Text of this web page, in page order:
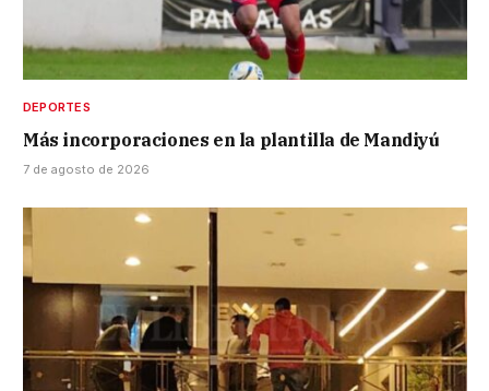
DEPORTES
Más incorporaciones en la plantilla de Mandiyú
7 de agosto de 2026